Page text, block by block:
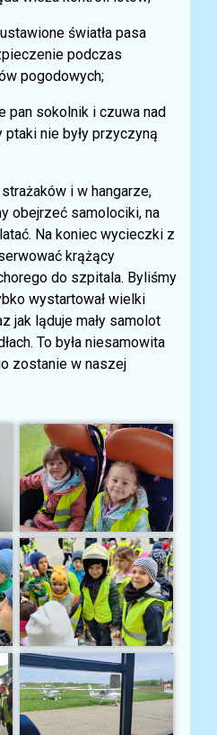
światła pasa
podczas
pogodowych;
pan sokolnik i czuwa nad
nie były przyczyną
i w hangarze,
obejrzeć samolociki, na
Na koniec wycieczki z
krążący
do szpitala. Byliśmy
wystartował wielki
jak ląduje mały samolot
To była niesamowita
zostanie w naszej